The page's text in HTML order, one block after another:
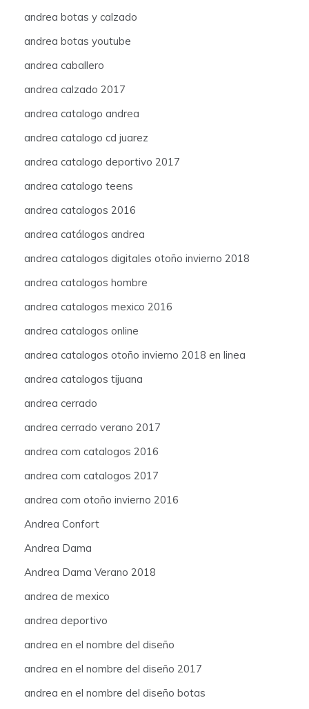
andrea botas y calzado
andrea botas youtube
andrea caballero
andrea calzado 2017
andrea catalogo andrea
andrea catalogo cd juarez
andrea catalogo deportivo 2017
andrea catalogo teens
andrea catalogos 2016
andrea catálogos andrea
andrea catalogos digitales otoño invierno 2018
andrea catalogos hombre
andrea catalogos mexico 2016
andrea catalogos online
andrea catalogos otoño invierno 2018 en linea
andrea catalogos tijuana
andrea cerrado
andrea cerrado verano 2017
andrea com catalogos 2016
andrea com catalogos 2017
andrea com otoño invierno 2016
Andrea Confort
Andrea Dama
Andrea Dama Verano 2018
andrea de mexico
andrea deportivo
andrea en el nombre del diseño
andrea en el nombre del diseño 2017
andrea en el nombre del diseño botas